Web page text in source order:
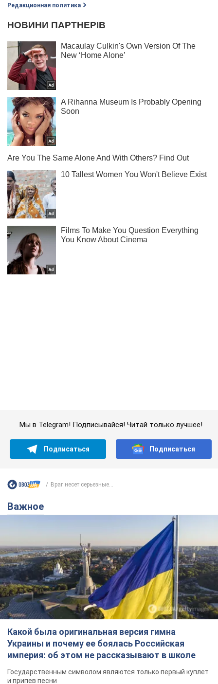
Редакционная политика
Украины и почему ее боялась Российская
империя: об этом не рассказывают в школе
Государственным символом являются только первый куплет
и припев песни
6 часов назад 27,7 т.
Александру Пономареву – 53: что
известно о трех детях секс-
символа 90-х и как они выглядят
Несмотря на развитие карьеры, артист не
забывал о личном счастье
11 часов назад 9,4 т.
В ПриватБанке рассказали,